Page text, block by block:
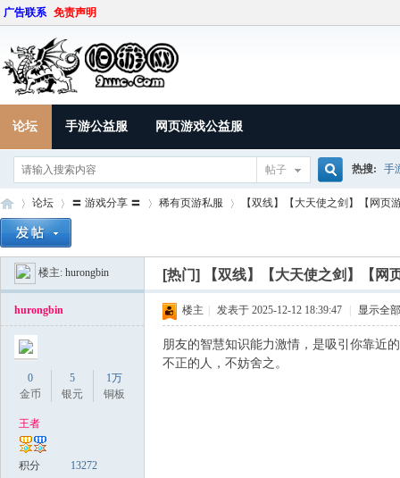
广告联系 免责声明
论坛 手游公益服 网页游戏公益服
帖子
搜
索
热搜: 手
»
论坛
›
〓 游戏分享 〓 稀有页游私服
›
【双线】【大天使之剑】【网页
楼主: hurongbin [热门] 【双线】【大天使之剑】【网
hurongbin
0
金币
5
银元
1万
铜板
王者
积分 13272
楼主 发表于 2025-12-12 18:39:47 显示全
朋友的智慧知识能力激情，是吸引你靠近
不正的人，不妨舍之。